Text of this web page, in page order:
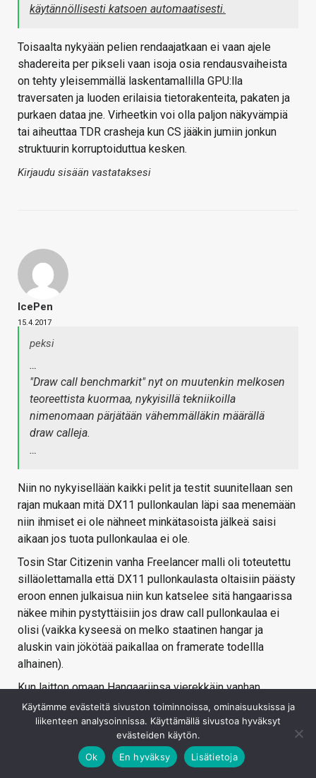
käytännöllisesti katsoen automaatisesti.
Toisaalta nykyään pelien rendaajatkaan ei vaan ajele
shadereita per pikseli vaan isoja osia rendausvaiheista
on tehty yleisemmällä laskentamallilla GPU:lla
traversaten ja luoden erilaisia tietorakenteita, pakaten ja
purkaen dataa jne. Virheetkin voi olla paljon näkyvämpiä
tai aiheuttaa TDR crasheja kun CS jääkin jumiin jonkun
struktuurin korruptoiduttua kesken.
Kirjaudu sisään vastataksesi
IcePen
15.4.2017
peksi
…
"Draw call benchmarkit" nyt on muutenkin melkosen
teoreettista kuormaa, nykyisillä tekniikoilla
nimenomaan pärjätään vähemmälläkin määrällä
draw calleja.
…
Niin no nykyisellään kaikki pelit ja testit suunitellaan sen
rajan mukaan mitä DX11 pullonkaulan läpi saa menemään
niin ihmiset ei ole nähneet minkätasoista jälkeä saisi
aikaan jos tuota pullonkaulaa ei ole.
Tosin Star Citizenin vanha Freelancer malli oli toteutettu
silläolettamalla että DX11 pullonkaulasta oltaisiin päästy
eroon ennen julkaisua niin kun katselee sitä hangaarissa
näkee mihin pystyttäisiin jos draw call pullonkaulaa ei
olisi (vaikka kyseesä on melko staatinen hangar ja
aluskin vain jökötää paikallaa on framerate todellla
alhainen).
Kun laitton omaan Hangaariinsa vierekkäin vanhan
Freelancer mallin ja uuden pelissä todellisuudessa
käytössä olevan Freelancer mallin niin ero on hurja se
vanha malli on paljon relistisempi mm koska sen
pinnanmuodot on todelliset eikä sillätavoin feikattu kuin
Käytämme evästeitä sivuston toiminnoissa, ominaisuuksissa ja
liikenteen analysoinnissa. Käyttämällä sivustoa hyväksyt
evästeiden käytön.
Ok
En hyväksy Lisätietoja